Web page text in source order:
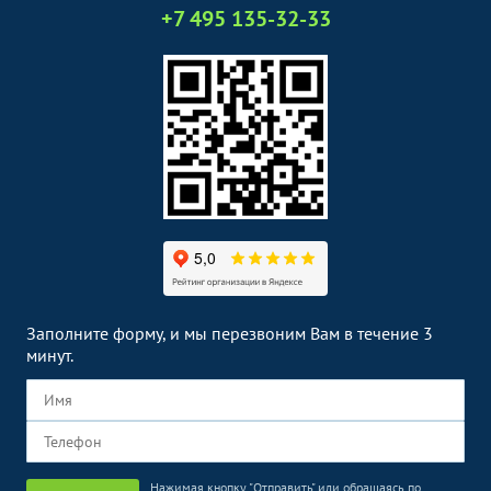
2500р.
Эндоскопические методы Без контраста
3000 р.
+7 495 135-32-33
Заполните форму, и мы перезвоним Вам в течение 3
минут.
Нажимая кнопку "Отправить" или обращаясь по